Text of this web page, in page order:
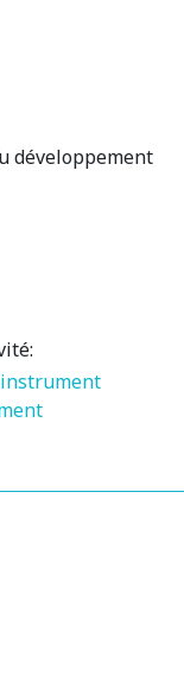
développement
instrument